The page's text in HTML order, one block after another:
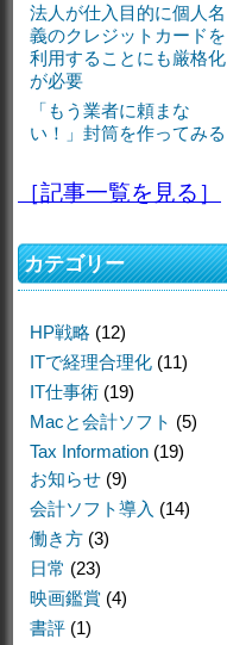
法人が仕入目的に個人名
義のクレジットカードを
利用することにも厳格化
が必要
「もう業者に頼まな
い！」封筒を作ってみる
［記事一覧を見る］
カテゴリー
HP戦略 (12)
ITで経理合理化 (11)
IT仕事術 (19)
Macと会計ソフト (5)
Tax Information (19)
お知らせ (9)
会計ソフト導入 (14)
働き方 (3)
日常 (23)
映画鑑賞 (4)
書評 (1)